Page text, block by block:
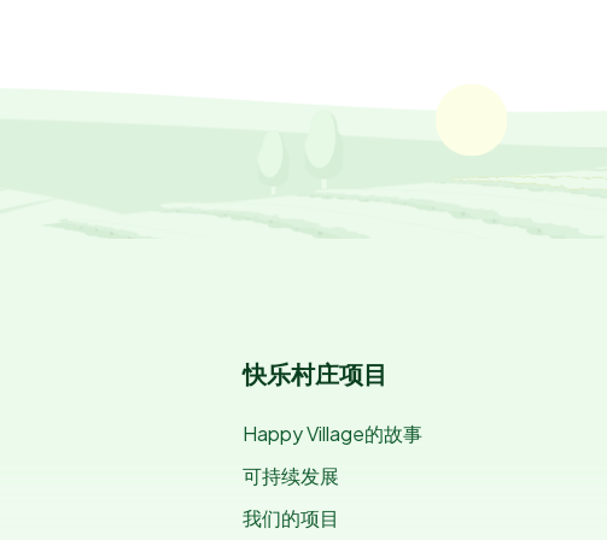
快乐村庄项目
Happy Village的故事
可持续发展
我们的项目